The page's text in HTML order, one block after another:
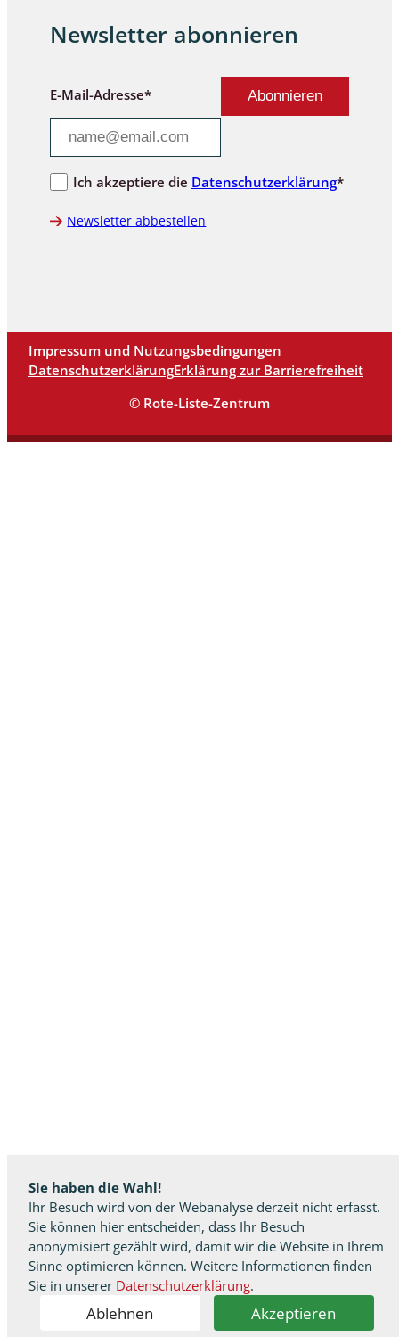
Sie haben die Wahl!
Ihr Besuch wird von der Webanalyse derzeit nicht erfasst.
Sie können hier entscheiden, dass Ihr Besuch
anonymisiert gezählt wird, damit wir die Website in Ihrem
Sinne optimieren können. Weitere Informationen finden
Sie in unserer Datenschutzerklärung.
Ablehnen Akzeptieren
Newsletter abonnieren
E-Mail-Adresse*
Ich akzeptiere die Datenschutzerklärung*
Newsletter abbestellen
Impressum und Nutzungsbedingungen
DatenschutzerklärungErklärung zur Barrierefreiheit
© Rote-Liste-Zentrum